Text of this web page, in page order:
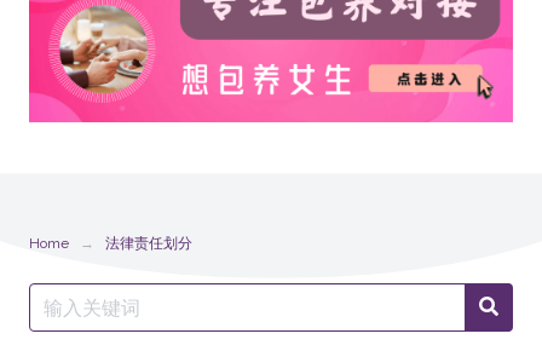
Home 法律责任划分
Search
for: